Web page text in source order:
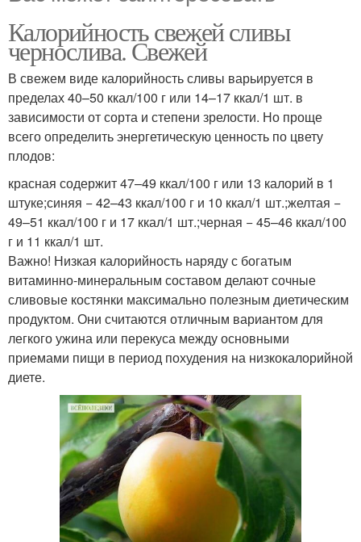
Калорийность свежей сливы
чернослива. Свежей
В свежем виде калорийность сливы варьируется в
пределах 40–50 ккал/100 г или 14–17 ккал/1 шт. в
зависимости от сорта и степени зрелости. Но проще
всего определить энергетическую ценность по цвету
плодов:
красная содержит 47–49 ккал/100 г или 13 калорий в 1
штуке;синяя − 42–43 ккал/100 г и 10 ккал/1 шт.;желтая −
49–51 ккал/100 г и 17 ккал/1 шт.;черная − 45–46 ккал/100
г и 11 ккал/1 шт.
Важно! Низкая калорийность наряду с богатым
витаминно-минеральным составом делают сочные
сливовые костянки максимально полезным диетическим
продуктом. Они считаются отличным вариантом для
легкого ужина или перекуса между основными
приемами пищи в период похудения на низкокалорийной
диете.